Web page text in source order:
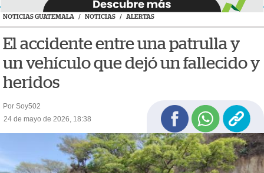
NOTICIAS GUATEMALA / NOTICIAS / ALERTAS
El accidente entre una patrulla y
un vehículo que dejó un fallecido y
heridos
Por Soy502
24 de mayo de 2026, 18:38